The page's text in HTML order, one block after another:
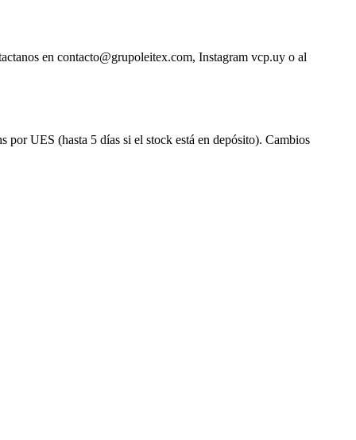
en contacto@grupoleitex.com, Instagram vcp.uy o al
UES (hasta 5 días si el stock está en depósito). Cambios